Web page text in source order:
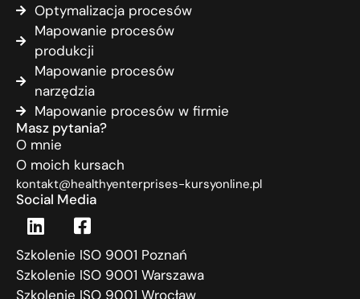
Optymalizacja procesów
Mapowanie procesów
produkcji
Mapowanie procesów
narzędzia
Mapowanie procesów w firmie
Masz pytania?
O mnie
O moich kursach
kontakt@healthyenterprises-kursyonline.pl
Social Media
Szkolenie ISO 9001 Poznań
Szkolenie ISO 9001 Warszawa
Szkolenie ISO 9001 Wrocław